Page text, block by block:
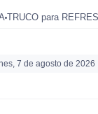
TRUCO para
7 de agosto de 2026